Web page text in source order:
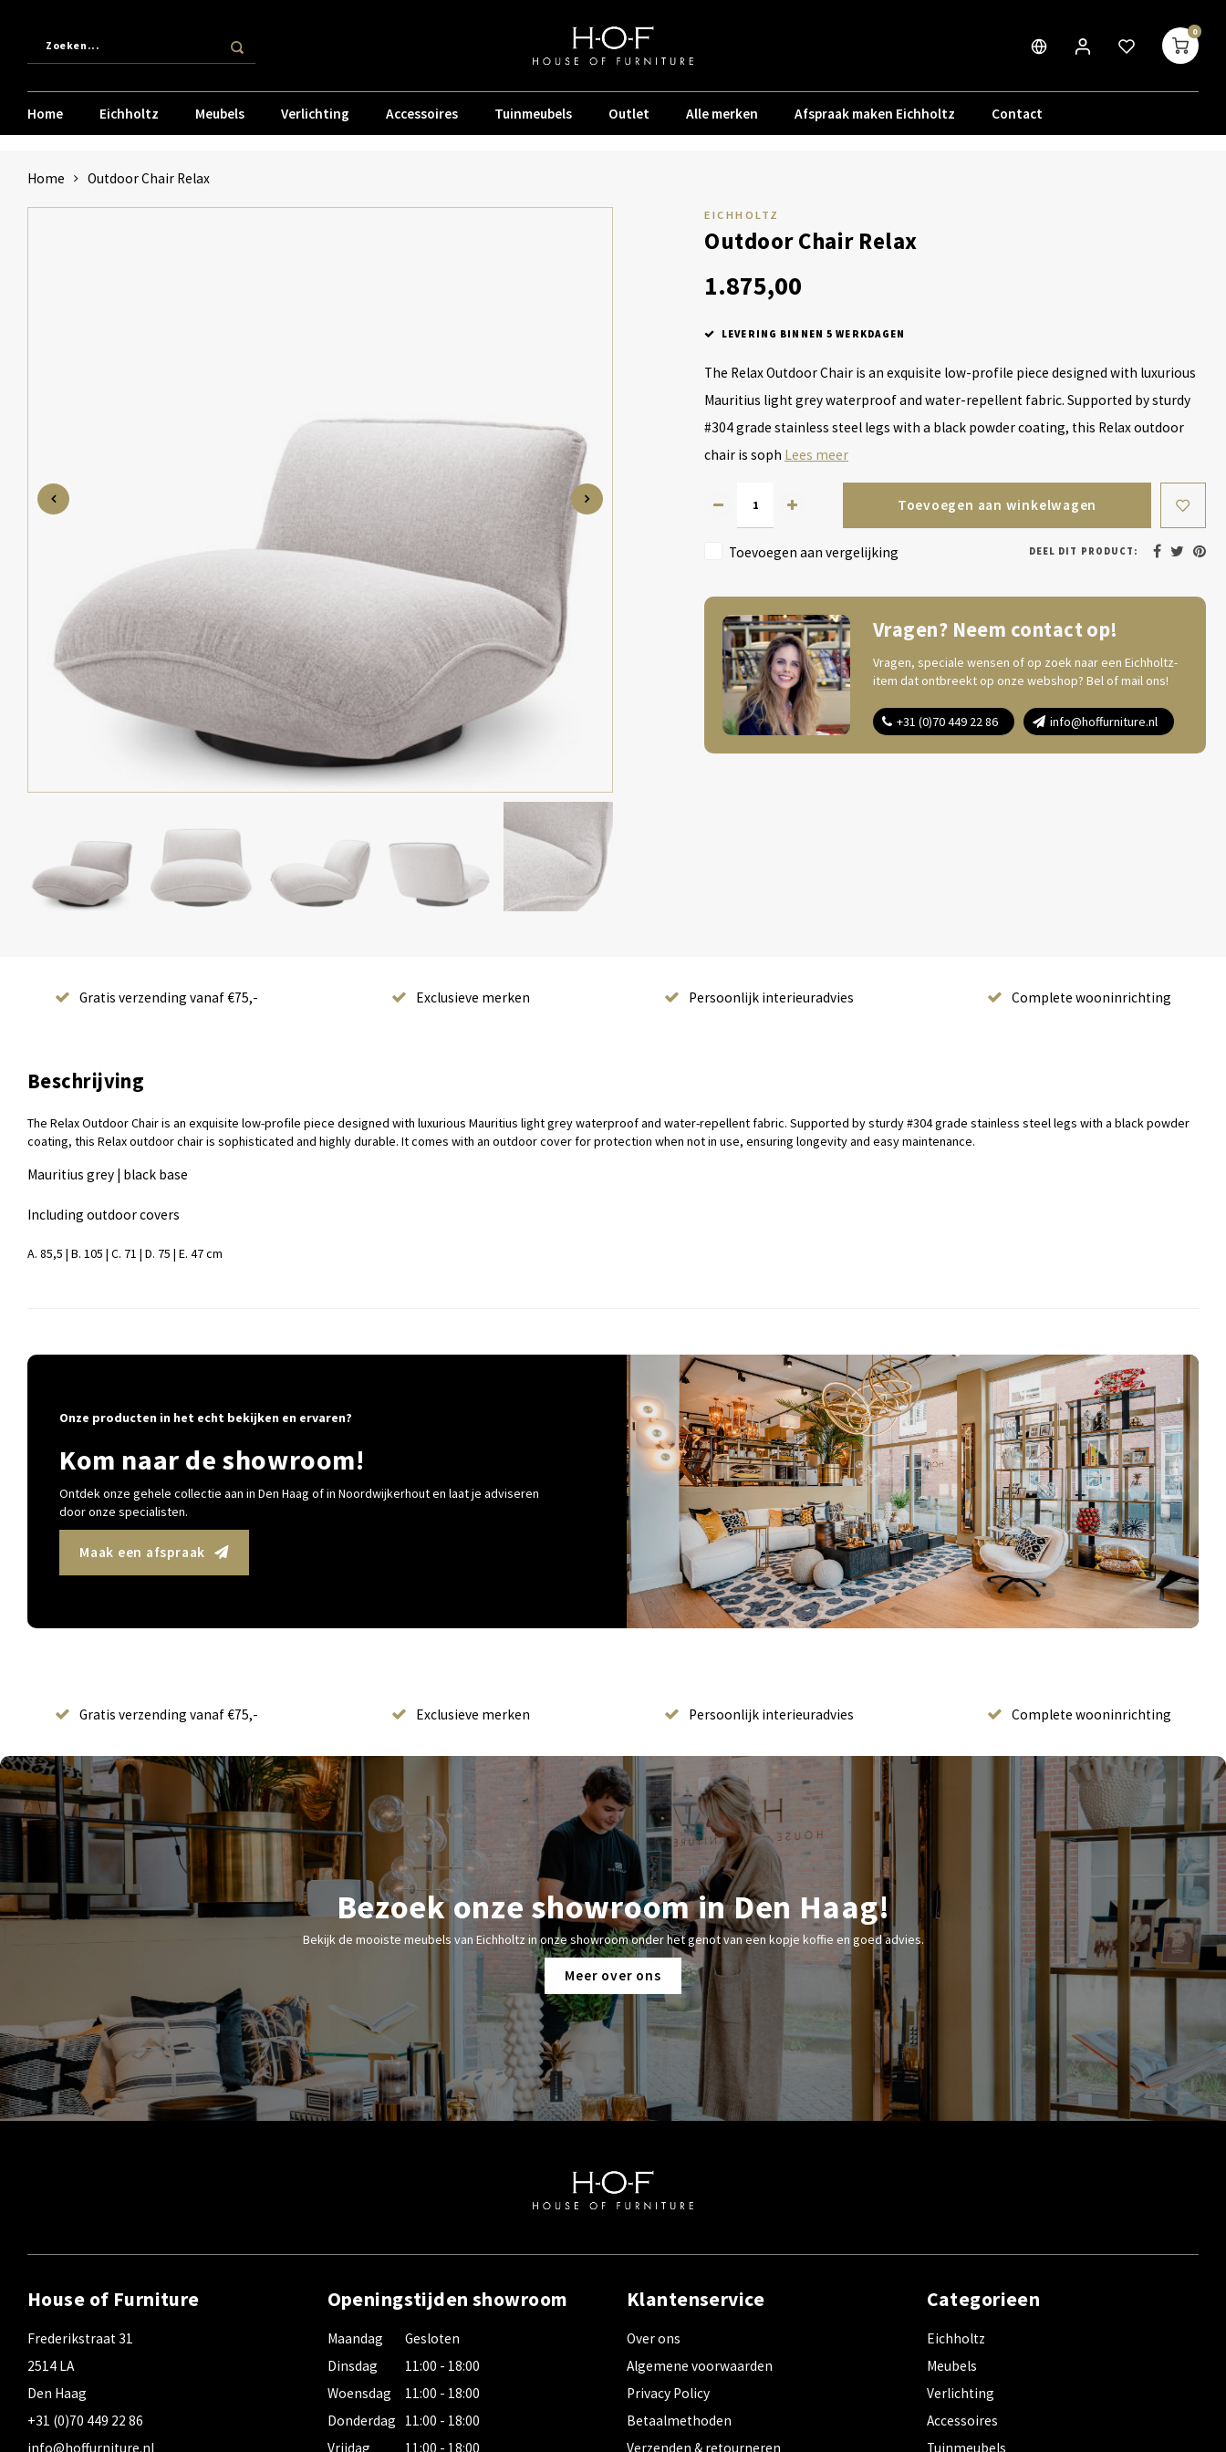
0
Home Eichholtz Meubels Verlichting Accessoires Tuinmeubels Outlet Alle merken Afspraak maken Eichholtz Contact
Home Outdoor Chair Relax
EICHHOLTZ
Outdoor Chair Relax
1.875,00
LEVERING BINNEN 5 WERKDAGEN
The Relax Outdoor Chair is an exquisite low-profile piece designed with luxurious
Mauritius light grey waterproof and water-repellent fabric. Supported by sturdy
#304 grade stainless steel legs with a black powder coating, this Relax outdoor
chair is soph Lees meer
Toevoegen aan winkelwagen
Toevoegen aan vergelijking DEEL DIT PRODUCT:
Vragen? Neem contact op!
Vragen, speciale wensen of op zoek naar een Eichholtz-
item dat ontbreekt op onze webshop? Bel of mail ons!
+31 (0)70 449 22 86 info@hoffurniture.nl
Gratis verzending vanaf €75,- Exclusieve merken Persoonlijk interieuradvies Complete wooninrichting
Beschrijving
The Relax Outdoor Chair is an exquisite low-profile piece designed with luxurious Mauritius light grey waterproof and water-repellent fabric. Supported by sturdy #304 grade stainless steel legs with a black powder
coating, this Relax outdoor chair is sophisticated and highly durable. It comes with an outdoor cover for protection when not in use, ensuring longevity and easy maintenance.
Mauritius grey | black base
Including outdoor covers
A. 85,5 | B. 105 | C. 71 | D. 75 | E. 47 cm
Onze producten in het echt bekijken en ervaren?
Kom naar de showroom!
Ontdek onze gehele collectie aan in Den Haag of in Noordwijkerhout en laat je adviseren
door onze specialisten.
Maak een afspraak
Gratis verzending vanaf €75,- Exclusieve merken Persoonlijk interieuradvies Complete wooninrichting
Bezoek onze showroom in Den Haag!
Bekijk de mooiste meubels van Eichholtz in onze showroom onder het genot van een kopje koffie en goed advies.
Meer over ons
House of Furniture
Frederikstraat 31
2514 LA
Den Haag
+31 (0)70 449 22 86
info@hoffurniture.nl
Openingstijden showroom
Maandag
Dinsdag
Woensdag
Donderdag
Vrijdag
Gesloten
11:00 - 18:00
11:00 - 18:00
11:00 - 18:00
11:00 - 18:00
Klantenservice
Over ons
Algemene voorwaarden
Privacy Policy
Betaalmethoden
Verzenden & retourneren
Categorieen
Eichholtz
Meubels
Verlichting
Accessoires
Tuinmeubels